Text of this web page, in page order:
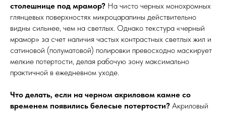
столешнице под мрамор? На чисто черных монохромных
глянцевых поверхностях микроцарапины действительно
видны сильнее, чем на светлых. Однако текстура «черный
мрамор» за счет наличия частых контрастных светлых жил и
сатиновой (полуматовой) полировки превосходно маскирует
мелкие потертости, делая рабочую зону максимально
практичной в ежедневном уходе.
Что делать, если на черном акриловом камне со
временем появились белесые потертости? Акриловый